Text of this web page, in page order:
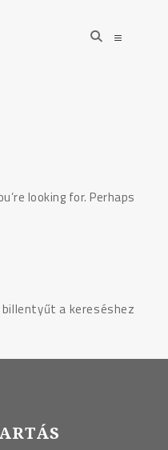
open
search
open
looking for. Perhaps
a kereséshez